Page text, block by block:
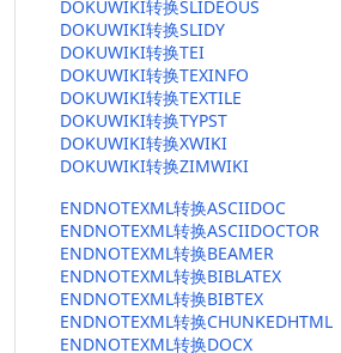
DOKUWIKI转换SLIDEOUS
DOKUWIKI转换SLIDY
DOKUWIKI转换TEI
DOKUWIKI转换TEXINFO
DOKUWIKI转换TEXTILE
DOKUWIKI转换TYPST
DOKUWIKI转换XWIKI
DOKUWIKI转换ZIMWIKI
ENDNOTEXML转换ASCIIDOC
ENDNOTEXML转换ASCIIDOCTOR
ENDNOTEXML转换BEAMER
ENDNOTEXML转换BIBLATEX
ENDNOTEXML转换BIBTEX
ENDNOTEXML转换CHUNKEDHTML
ENDNOTEXML转换DOCX